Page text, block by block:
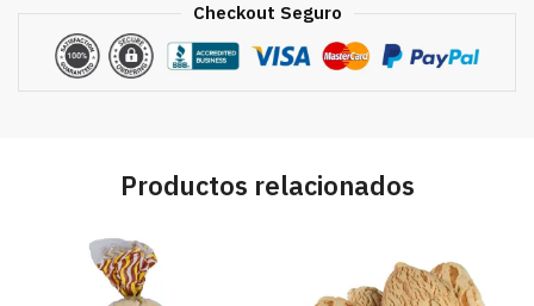
Checkout Seguro
Productos relacionados